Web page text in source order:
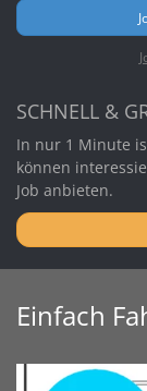
SCHNELL &
In nur 1 Minute
können
Job anbieten.
Einfach